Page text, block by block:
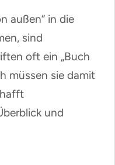
außen“ in die
sind
oft ein „Buch
müssen sie damit
und